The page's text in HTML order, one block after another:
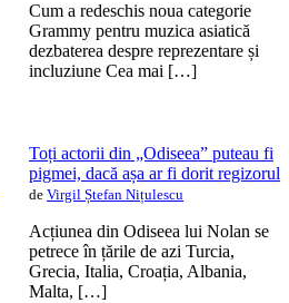
Cum a redeschis noua categorie
Grammy pentru muzica asiatică
dezbaterea despre reprezentare și
incluziune Cea mai […]
Toți actorii din „Odiseea” puteau fi
pigmei, dacă așa ar fi dorit regizorul
de Virgil Ștefan Nițulescu
Acțiunea din Odiseea lui Nolan se
petrece în țările de azi Turcia,
Grecia, Italia, Croația, Albania,
Malta, […]